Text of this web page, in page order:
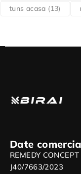
tuns acasa (13)
Date
REMEDY CONCEPT
J40/7663/2023